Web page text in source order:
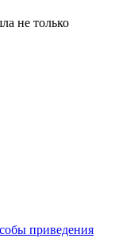
не только
приведения